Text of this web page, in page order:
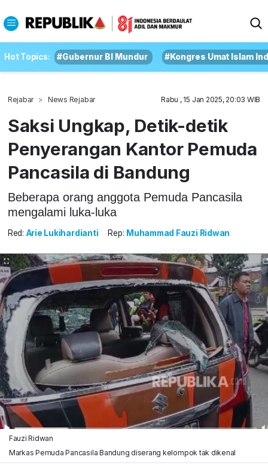
Hot Topics: #Gubernur BI Mundur #Kongres Umat Islam
Rejabar News Rejabar Rabu , 15 Jan 2025, 20:03 WIB
Saksi Ungkap, Detik-detik
Penyerangan Kantor Pemuda
Pancasila di Bandung
Beberapa orang anggota Pemuda Pancasila
mengalami luka-luka
Red: Arie Lukihardianti Rep: Muhammad Fauzi Ridwan
Fauzi Ridwan
Markas Pemuda Pancasila Bandung diserang kelompok tak dikenal